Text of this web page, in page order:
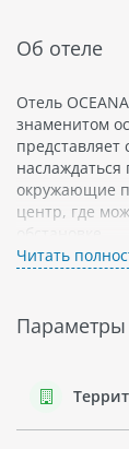
Об отеле
Отель
знаменитом
окружающие
центр, где
OCEANA THE
бассейн,
Район Палм
Читать
Параметры